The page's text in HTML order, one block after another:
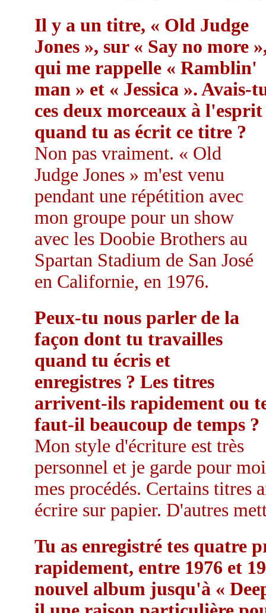
Il y a un titre, « Old Judge
Jones », sur « Say no more
qui me rappelle « Ramblin'
man » et « Jessica ». Avais-
ces deux morceaux à l'esprit
quand tu as écrit ce titre ?
Non pas vraiment. « Old
Judge Jones » m'est venu
pendant une répétition avec
mon groupe pour un show
avec les Doobie Brothers au
Spartan Stadium de San José
en Californie, en 1976.
Peux-tu nous parler de la
façon dont tu travailles
quand tu écris et
enregistres ? Les titres
arrivent-ils rapidement ou
faut-il beaucoup de temps ?
Mon style d'écriture est très
personnel et je garde pour moi
mes procédés. Certains
écrire sur papier. D'autres
Tu as enregistré tes quatre
rapidement, entre 1976 et
nouvel album jusqu'à «